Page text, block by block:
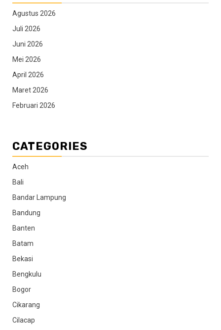
Agustus 2026
Juli 2026
Juni 2026
Mei 2026
April 2026
Maret 2026
Februari 2026
CATEGORIES
Aceh
Bali
Bandar Lampung
Bandung
Banten
Batam
Bekasi
Bengkulu
Bogor
Cikarang
Cilacap